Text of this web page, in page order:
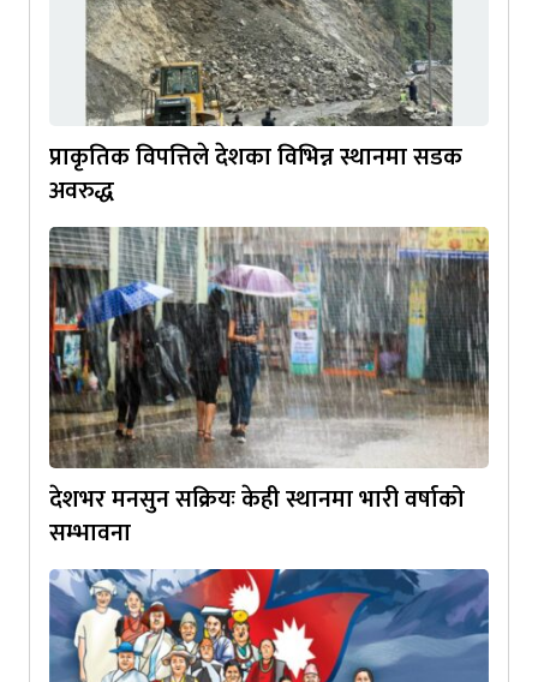
प्राकृतिक विपत्तिले देशका विभिन्न स्थानमा सडक
अवरुद्ध
देशभर मनसुन सक्रियः केही स्थानमा भारी वर्षाको
सम्भावना